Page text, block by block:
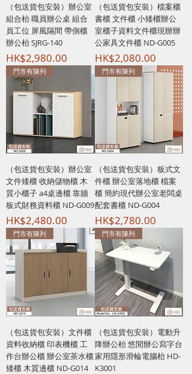
（包送貨包安裝）辦公室
組合枱 職員辦公桌 組合
員工位 屏風隔間 帶側櫃
辦公枱 SJRG-140
價格
HK$2,980.00
（包送貨包安裝）檔案櫃
書櫃 文件櫃 小矮櫃辦公
室櫃子資料文件櫃現辦辦
公家具文件櫃 ND-G005
價格
HK$2,080.00
門市有陳列
（包送貨包安裝）辦公室
文件矮櫃 收納儲物櫃 木
質小櫃子 a4桌邊櫃 靠牆
板式財務資料櫃 ND-G009
價格
HK$2,480.00
門市有陳列
（包送貨包安裝）板式文
件櫃 辦公室落地櫃 檔案
櫃 簡約現代辦公室老闆桌
配套書櫃 ND-G004
價格
HK$2,780.00
門市有陳列
（包送貨包安裝）文件櫃
資料收納櫃 印表機櫃 工
作台辦公櫃 辦公室茶水櫃
矮櫃 木質邊櫃 ND-G014
門市有陳列
（包送貨包安裝）電動升
降辦公枱 悠閒辦公寫字台
家用隱形滑輪電腦枱 HD-
K3001